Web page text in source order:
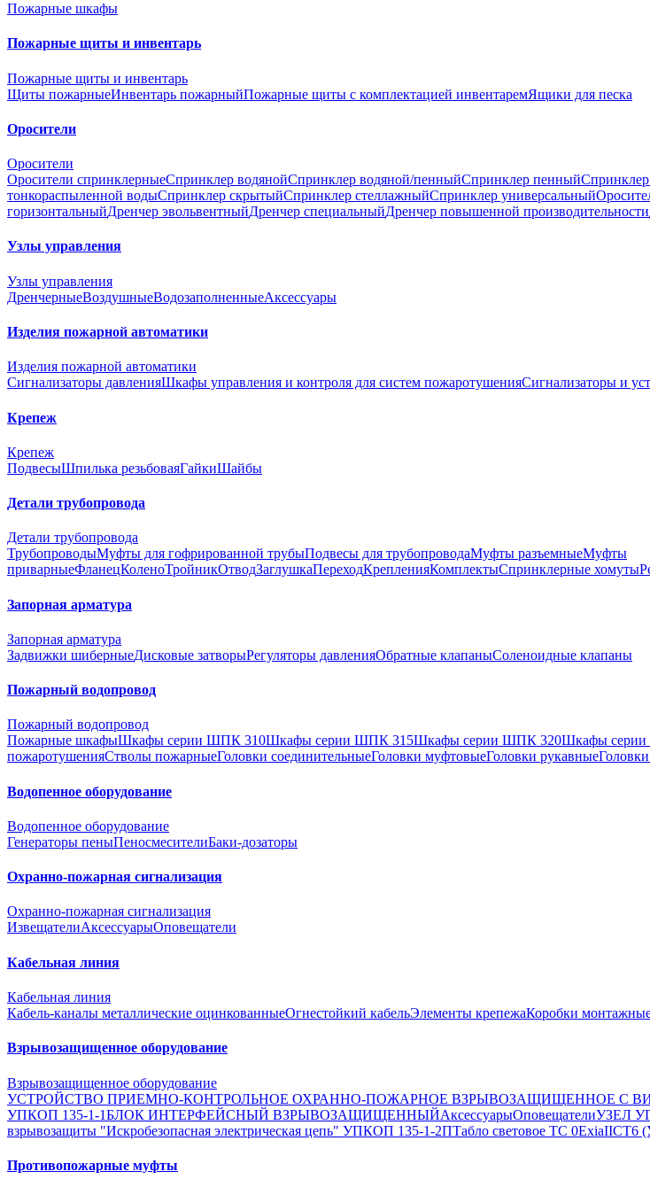
Пожарные шкафы
Пожарные щиты и инвентарь
Пожарные щиты и инвентарь
Щиты пожарныеИнвентарь пожарныйПожарные щиты с комплектацией инвентаремЯщики для песка
Оросители
Оросители
Оросители спринклерныеСпринклер водянойСпринклер водяной/пенныйСпринклер пенный
тонкораспыленной водыСпринклер скрытыйСпринклер стеллажныйСпринклер универсальный
горизонтальныйДренчер эвольвентныйДренчер специальныйДренчер повышенной производительности
Узлы управления
Узлы управления
ДренчерныеВоздушныеВодозаполненныеАксессуары
Изделия пожарной автоматики
Изделия пожарной автоматики
Сигнализаторы давленияШкафы управления и контроля для систем пожаротушенияСигнализаторы и
Крепеж
Крепеж
ПодвесыШпилька резьбоваяГайкиШайбы
Детали трубопровода
Детали трубопровода
ТрубопроводыМуфты для гофрированной трубыПодвесы для трубопроводаМуфты разъемныеМуфты
приварныеФланецКоленоТройникОтводЗаглушкаПереходКрепленияКомплектыСпринклерные хомуты
Запорная арматура
Запорная арматура
Задвижки шиберныеДисковые затворыРегуляторы давленияОбратные клапаныСоленоидные клапаны
Пожарный водопровод
Пожарный водопровод
Пожарные шкафыШкафы серии ШПК 310Шкафы серии ШПК 315Шкафы серии ШПК 320Шкафы
пожаротушенияСтволы пожарныеГоловки соединительныеГоловки муфтовыеГоловки рукавные
Водопенное оборудование
Водопенное оборудование
Генераторы пеныПеносмесителиБаки-дозаторы
Охранно-пожарная сигнализация
Охранно-пожарная сигнализация
ИзвещателиАксессуарыОповещатели
Кабельная линия
Кабельная линия
Кабель-каналы металлические оцинкованныеОгнестойкий кабельЭлементы крепежаКоробки
Взрывозащищенное оборудование
Взрывозащищенное оборудование
УСТРОЙСТВО ПРИЕМНО-КОНТРОЛЬНОЕ ОХРАННО-ПОЖАРНОЕ ВЗРЫВОЗАЩИЩЕННОЕ С
УПКОП 135-1-1БЛОК ИНТЕРФЕЙСНЫЙ ВЗРЫВОЗАЩИЩЕННЫЙАксессуарыОповещателиУЗЕЛ
взрывозащиты "Искробезопасная электрическая цепь" УПКОП 135-1-2ПТабло световое ТС
Противопожарные муфты